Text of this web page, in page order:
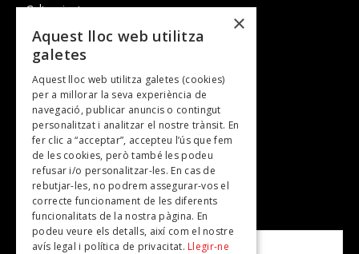
Cultura i art
Entrevistes
Gastronomia
TV
Plans per fer
Revistes
SUBSCRIU-TE A LA NOSTRA NEWSLETTER!
Correu electrònic*
×
Aquest lloc web utilitza
galetes
Aquest lloc web utilitza galetes (cookies)
per a millorar la seva experiència de
navegació, publicar anuncis o contingut
personalitzat i analitzar el nostre trànsit. En
fer clic a “acceptar”, accepteu l’ús que fem
de les cookies, però també les podeu
refusar i/o personalitzar-les. En cas de
rebutjar-les, no podrem assegurar-vos el
correcte funcionament de les diferents
funcionalitats de la nostra pàgina. En
podeu veure els detalls, així com el nostre
avís legal i política de privacitat. Llegir-ne